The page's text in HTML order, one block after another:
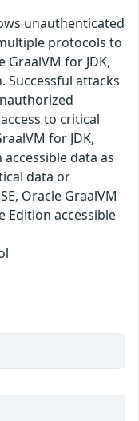
unauthenticated
protocols to
GraalVM for JDK,
Successful attacks
to critical
for JDK,
data as
data or
Oracle GraalVM
Edition accessible